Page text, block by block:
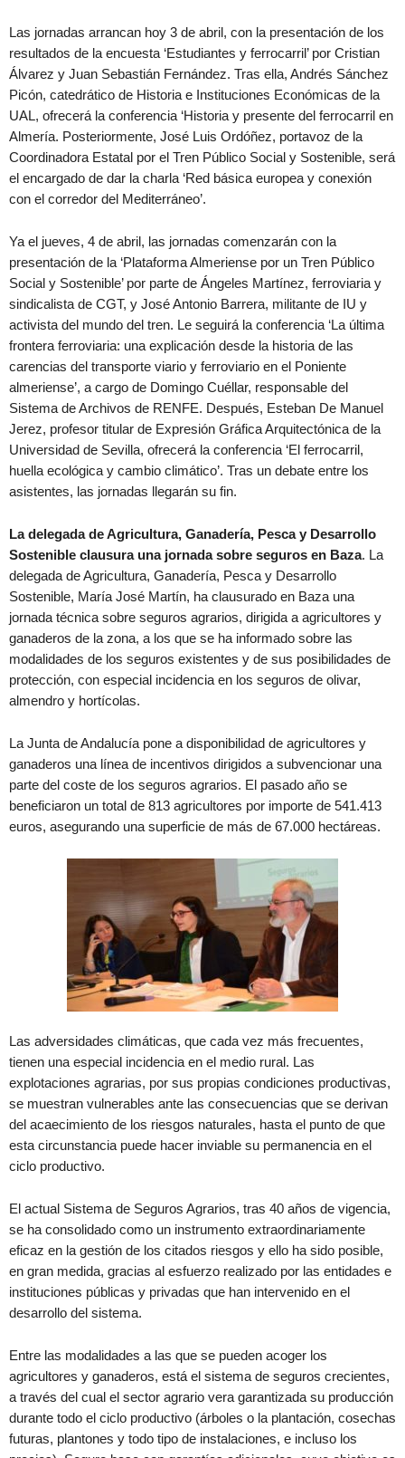
Las jornadas arrancan hoy 3 de abril, con la presentación de los
resultados de la encuesta ‘Estudiantes y ferrocarril’ por Cristian
Álvarez y Juan Sebastián Fernández. Tras ella, Andrés Sánchez
Picón, catedrático de Historia e Instituciones Económicas de la
UAL, ofrecerá la conferencia ‘Historia y presente del ferrocarril en
Almería. Posteriormente, José Luis Ordóñez, portavoz de la
Coordinadora Estatal por el Tren Público Social y Sostenible, será
el encargado de dar la charla ‘Red básica europea y conexión
con el corredor del Mediterráneo’.
Ya el jueves, 4 de abril, las jornadas comenzarán con la
presentación de la ‘Plataforma Almeriense por un Tren Público
Social y Sostenible’ por parte de Ángeles Martínez, ferroviaria y
sindicalista de CGT, y José Antonio Barrera, militante de IU y
activista del mundo del tren. Le seguirá la conferencia ‘La última
frontera ferroviaria: una explicación desde la historia de las
carencias del transporte viario y ferroviario en el Poniente
almeriense’, a cargo de Domingo Cuéllar, responsable del
Sistema de Archivos de RENFE. Después, Esteban De Manuel
Jerez, profesor titular de Expresión Gráfica Arquitectónica de la
Universidad de Sevilla, ofrecerá la conferencia ‘El ferrocarril,
huella ecológica y cambio climático’. Tras un debate entre los
asistentes, las jornadas llegarán su fin.
La delegada de Agricultura, Ganadería, Pesca y Desarrollo
Sostenible clausura una jornada sobre seguros en Baza. La
delegada de Agricultura, Ganadería, Pesca y Desarrollo
Sostenible, María José Martín, ha clausurado en Baza una
jornada técnica sobre seguros agrarios, dirigida a agricultores y
ganaderos de la zona, a los que se ha informado sobre las
modalidades de los seguros existentes y de sus posibilidades de
protección, con especial incidencia en los seguros de olivar,
almendro y hortícolas.
La Junta de Andalucía pone a disponibilidad de agricultores y
ganaderos una línea de incentivos dirigidos a subvencionar una
parte del coste de los seguros agrarios. El pasado año se
beneficiaron un total de 813 agricultores por importe de 541.413
euros, asegurando una superficie de más de 67.000 hectáreas.
Las adversidades climáticas, que cada vez más frecuentes,
tienen una especial incidencia en el medio rural. Las
explotaciones agrarias, por sus propias condiciones productivas,
se muestran vulnerables ante las consecuencias que se derivan
del acaecimiento de los riesgos naturales, hasta el punto de que
esta circunstancia puede hacer inviable su permanencia en el
ciclo productivo.
El actual Sistema de Seguros Agrarios, tras 40 años de vigencia,
se ha consolidado como un instrumento extraordinariamente
eficaz en la gestión de los citados riesgos y ello ha sido posible,
en gran medida, gracias al esfuerzo realizado por las entidades e
instituciones públicas y privadas que han intervenido en el
desarrollo del sistema.
Entre las modalidades a las que se pueden acoger los
agricultores y ganaderos, está el sistema de seguros crecientes,
a través del cual el sector agrario vera garantizada su producción
durante todo el ciclo productivo (árboles o la plantación, cosechas
futuras, plantones y todo tipo de instalaciones, e incluso los